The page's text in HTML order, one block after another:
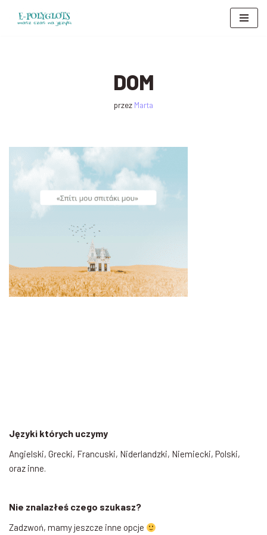
DOM
przez Marta
Języki których uczymy
Angielski, Grecki, Francuski, Niderlandzki, Niemiecki, Polski,
oraz inne.
Nie znalazłeś czego szukasz?
Zadzwoń, mamy jeszcze inne opcje